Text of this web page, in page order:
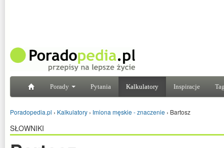
Porady Pytania Kalkulatory Inspiracje
Poradopedia.pl › Kalkulatory › Imiona męskie - znaczenie › Bartosz
SŁOWNIKI